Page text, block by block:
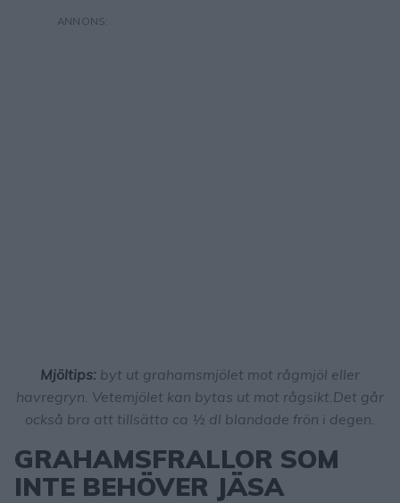
Mjöltips: byt ut grahamsmjölet mot rågmjöl eller
havregryn. Vetemjölet kan bytas ut mot rågsikt.Det går
också bra att tillsätta ca ½ dl blandade frön i degen.
GRAHAMSFRALLOR SOM
INTE BEHÖVER JÄSA